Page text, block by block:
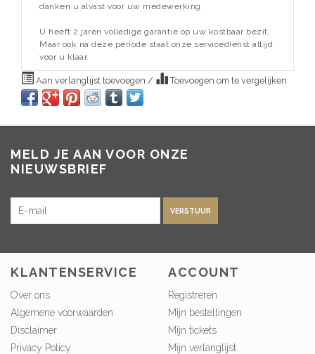
danken u alvast voor uw medewerking.
U heeft 2 jaren volledige garantie op uw kostbaar bezit.
Maar ook na deze periode staat onze servicedienst altijd
voor u klaar.
Aan verlanglijst toevoegen / Toevoegen om te vergelijken
MELD JE AAN VOOR ONZE
NIEUWSBRIEF
VERSTUUR
KLANTENSERVICE
Over ons
Algemene voorwaarden
Disclaimer
Privacy Policy
ACCOUNT
Registreren
Mijn bestellingen
Mijn tickets
Mijn verlanglijst